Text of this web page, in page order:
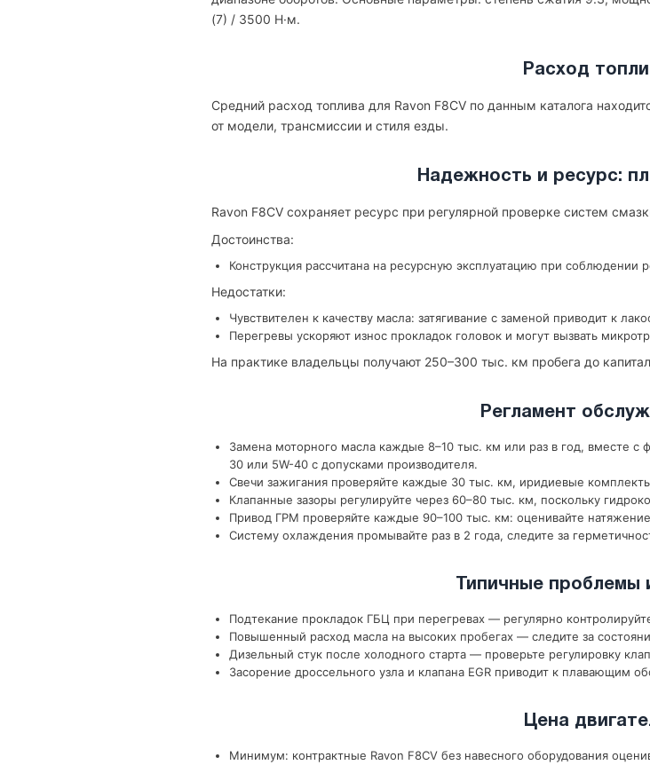
(7) / 3500 Н·м.
Расход
Средний расход топлива для Ravon F8CV по данным каталога
от модели, трансмиссии и стиля езды.
Надежность и ресурс:
Ravon F8CV сохраняет ресурс при регулярной проверке систем
Достоинства:
Конструкция рассчитана на ресурсную эксплуатацию при соблюдении
Недостатки:
Чувствителен к качеству масла: затягивание с заменой приводит к
Перегревы ускоряют износ прокладок головок и могут вызвать
На практике владельцы получают 250–300 тыс. км пробега до
Регламент
Замена моторного масла каждые 8–10 тыс. км или раз в год, вместе с
30 или 5W-40 с допусками производителя.
Свечи зажигания проверяйте каждые 30 тыс. км, иридиевые
Клапанные зазоры регулируйте через 60–80 тыс. км, поскольку
Привод ГРМ проверяйте каждые 90–100 тыс. км: оценивайте
Систему охлаждения промывайте раз в 2 года, следите за
Типичные проблемы
Подтекание прокладок ГБЦ при перегревах — регулярно
Повышенный расход масла на высоких пробегах — следите за
Дизельный стук после холодного старта — проверьте регулировку
Засорение дроссельного узла и клапана EGR приводит к плавающим
Цена
Минимум: контрактные Ravon F8CV без навесного оборудования